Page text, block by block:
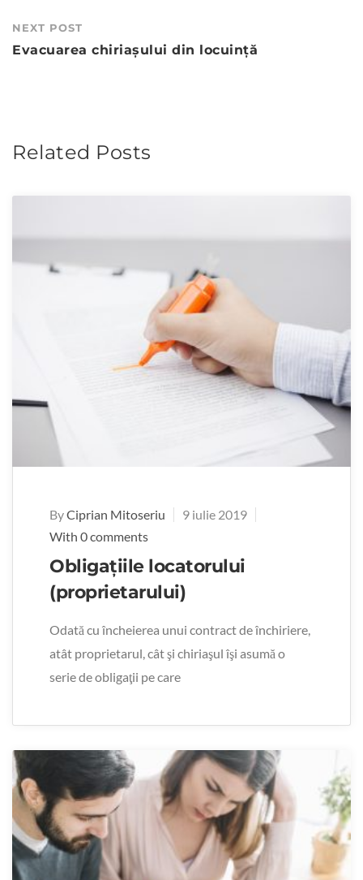
NEXT POST
Evacuarea chiriaşului din locuinţă
Related Posts
ByCiprian Mitoseriu
9 iulie 2019
With 0 comments
Obligaţiile locatorului
(proprietarului)
Odată cu încheierea unui contract de închiriere,
atât proprietarul, cât şi chiriaşul îşi asumă o
serie de obligaţii pe care